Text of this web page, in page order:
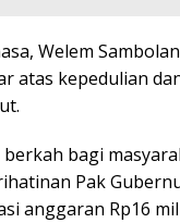
Welem
atas kepedulian
bagi
Pak
anggaran Rp16